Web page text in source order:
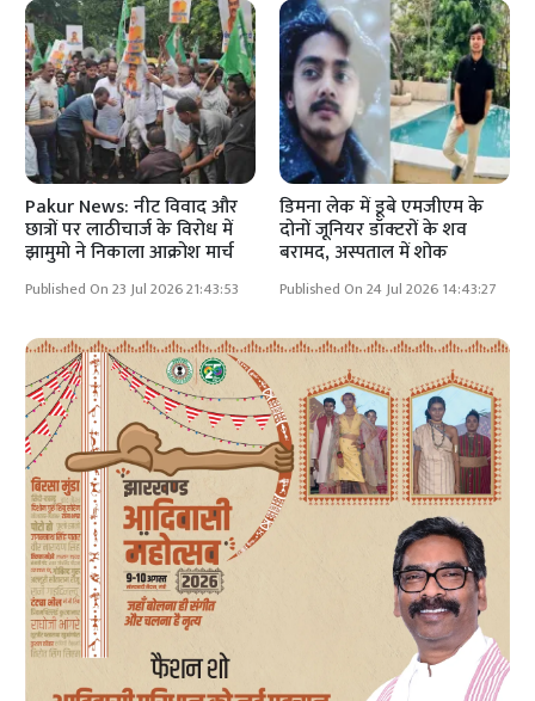
Pakur News: नीट विवाद और
छात्रों पर लाठीचार्ज के विरोध में
झामुमो ने निकाला आक्रोश मार्च
Published On 23 Jul 2026 21:43:53
डिमना लेक में डूबे एमजीएम के
दोनों जूनियर डॉक्टरों के शव
बरामद, अस्पताल में शोक
Published On 24 Jul 2026 14:43:27